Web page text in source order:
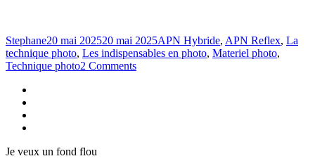
Stephane20 mai 202520 mai 2025APN Hybride, APN Reflex, La
technique photo, Les indispensables en photo, Materiel photo,
Technique photo2 Comments
Je veux un fond flou